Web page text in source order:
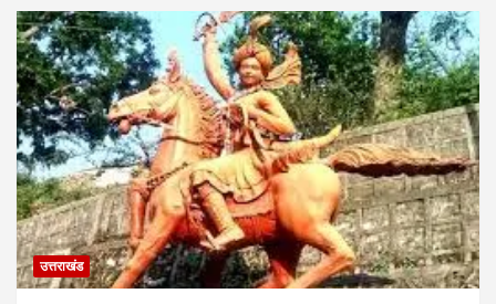
उत्तराखंड